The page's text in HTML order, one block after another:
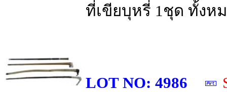
ที่เขียบุหรี่ 1ชุด ทั้งห
LOT NO: 4986